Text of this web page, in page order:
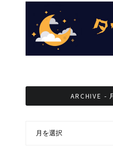
ARCHIVE -